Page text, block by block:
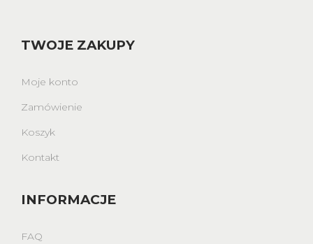
TWOJE ZAKUPY
Moje konto
Zamówienie
Koszyk
Kontakt
INFORMACJE
FAQ